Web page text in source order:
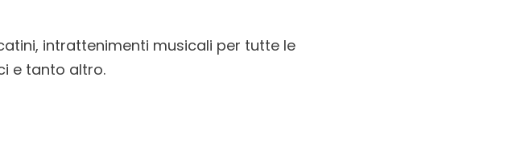
intrattenimenti musicali per tutte le
e tanto altro.